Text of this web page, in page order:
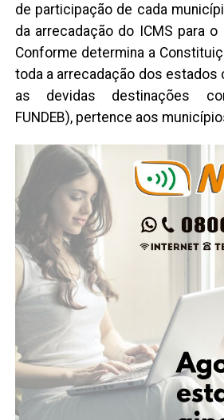
de participação de cada
da arrecadação do ICMS para
Conforme determina a
toda a arrecadação dos estados
as devidas destinações
FUNDEB), pertence aos